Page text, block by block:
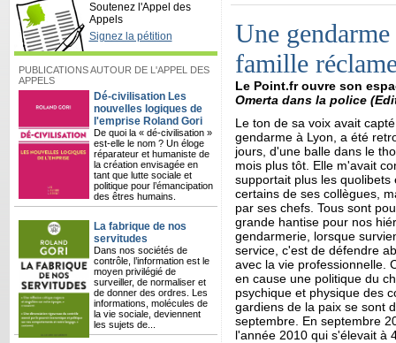
Soutenez l'Appel des
Appels
Signez la pétition
PUBLICATIONS AUTOUR DE L'APPEL DES
APPELS
Dé-civilisation Les
nouvelles logiques de
l'emprise Roland Gori
De quoi la « dé-civilisation »
est-elle le nom ? Un éloge
réparateur et humaniste de
la création envisagée en
tant que lutte sociale et
politique pour l’émancipation
des êtres humains.
La fabrique de nos
servitudes
Dans nos sociétés de
contrôle, l’information est le
moyen privilégié de
surveiller, de normaliser et
de donner des ordres. Les
informations, molécules de
la vie sociale, deviennent
les sujets de...
Une
famille
Le Point.fr ouvre son
Omerta dans la police
Le ton de sa voix avait
gendarme à Lyon, a été
jours, d'une balle dans le
mois plus tôt. Elle m'avait
supportait plus les
certains de ses collègues,
par ses chefs. Tous sont
grande hantise pour nos
gendarmerie, lorsque
service, c'est de défendre
avec la vie professionnelle.
en cause une politique du
psychique et physique des
gardiens de la paix se sont
septembre. En septembre
l'année 2010 qui s'élevait à